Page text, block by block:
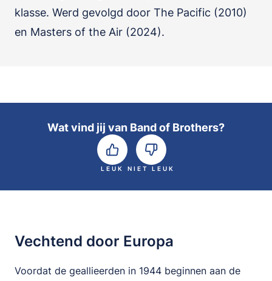
klasse. Werd gevolgd door The Pacific (2010)
en Masters of the Air (2024).
Wat vind jij van Band of Brothers?
LEUK NIET LEUK
Vechtend door Europa
Voordat de geallieerden in 1944 beginnen aan de